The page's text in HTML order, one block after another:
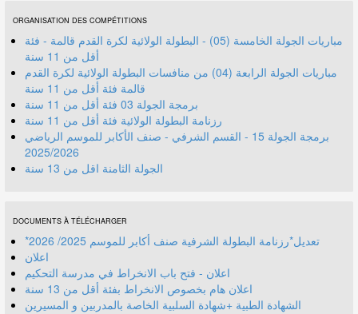
ORGANISATION DES COMPÉTITIONS
مباريات الجولة الخامسة (05) - البطولة الولائية لكرة القدم قالمة - فئة
أقل من 11 سنة
مباريات الجولة الرابعة (04) من منافسات البطولة الولائية لكرة القدم
قالمة فئة أقل من 11 سنة
برمجة الجولة 03 فئة أقل من 11 سنة
رزنامة البطولة الولائية فئة أقل من 11 سنة
برمجة الجولة 15 - القسم الشرفي - صنف الأكابر للموسم الرياضي
2025/2026
الجولة الثامنة اقل من 13 سنة
DOCUMENTS À TÉLÉCHARGER
*تعديل*رزنامة البطولة الشرفية صنف أكابر للموسم 2025/ 2026
اعلان
اعلان - فتح باب الانخراط في مدرسة التحكيم
اعلان هام بخصوص الانخراط بفئة أقل من 13 سنة
الشهادة الطبية +شهادة السلبية الخاصة بالمدربين و المسيرين